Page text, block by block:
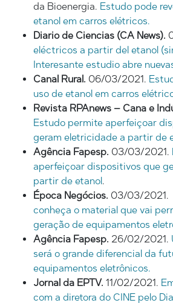
da Bioenergia. Estudo pode
etanol em carros elétricos.
Diario de Ciencias (CA News).
eléctricos a partir del etanol
Interesante estudio abre
Canal Rural. 06/03/2021.
uso de etanol em carros
Revista RPAnews – Cana e
Estudo permite aperfeiçoar
geram eletricidade a partir de
Agência Fapesp. 03/03/2021.
aperfeiçoar dispositivos que
partir de etanol.
Época Negócios. 03/03/2021.
conheça o material que vai
geração de equipamentos
Agência Fapesp. 26/02/2021.
será o grande diferencial da
equipamentos eletrônicos.
Jornal da EPTV. 11/02/2021.
com a diretora do CINE pelo